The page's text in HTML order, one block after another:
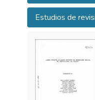
Estudios de